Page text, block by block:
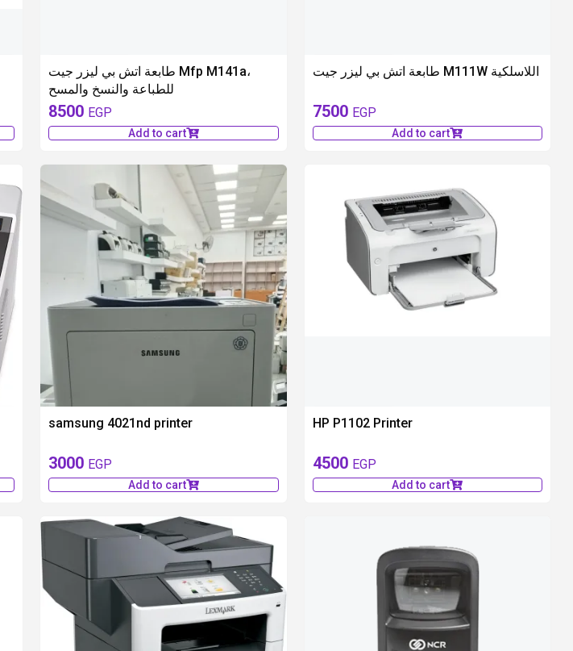
طابعة اتش بي ليزر جيت Mfp M141a،
للطباعة والنسخ والمسح
8500 EGP
Add to cart
طابعة اتش بي ليزر جيت M111W اللاسلكية
7500 EGP
Add to cart
samsung 4021nd printer
3000 EGP
Add to cart
HP P1102 Printer
4500 EGP
Add to cart